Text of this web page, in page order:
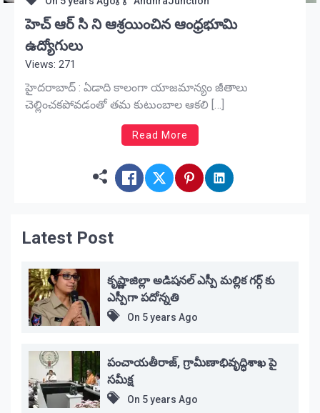
హెచ్ ఆర్ సి ని ఆశ్రయించిన ఆంధ్రభూమి
ఉద్యోగులు
Views: 271
హైద‌రాబాద్ : ఏడాది కాలంగా యాజమాన్యం జీతాలు
చెల్లించకపోవడంతో తమ కుటుంబాల ఆకలి […]
Read More
Latest Post
కృష్ణాజిల్లా అడిషనల్ ఎస్పీ మల్లిక గర్గ్ కు
ఎస్పీగా పదోన్నతి
On 5 years Ago
పంచాయతీరాజ్, గ్రామీణాభివృద్ధిశాఖ పై
సమీక్ష
On 5 years Ago